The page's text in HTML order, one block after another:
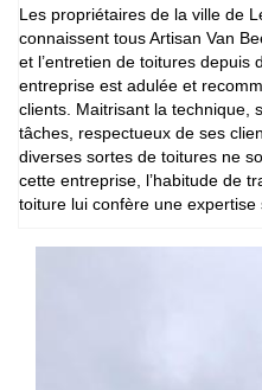
Les propriétaires de la ville de
connaissent tous Artisan Van
et l’entretien de toitures depuis
entreprise est adulée et
clients. Maitrisant la technique,
tâches, respectueux de ses
diverses sortes de toitures ne
cette entreprise, l’habitude de
toiture lui confère une expertise